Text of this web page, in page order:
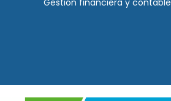
Gestión financiera y contable